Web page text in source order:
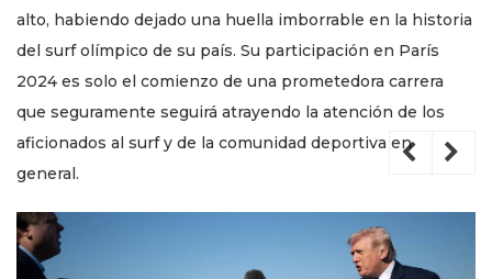
alto, habiendo dejado una huella imborrable en la historia
del surf olímpico de su país. Su participación en París
2024 es solo el comienzo de una prometedora carrera
que seguramente seguirá atrayendo la atención de los
aficionados al surf y de la comunidad deportiva en
general.